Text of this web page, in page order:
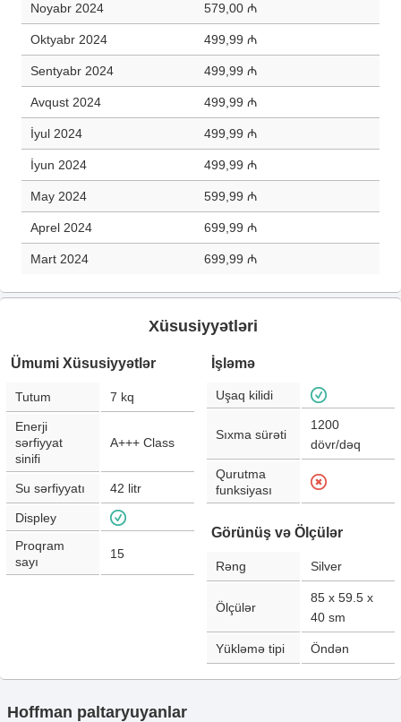
Noyabr 2024 579,00 ₼
Oktyabr 2024 499,99 ₼
Sentyabr 2024 499,99 ₼
Avqust 2024 499,99 ₼
İyul 2024 499,99 ₼
İyun 2024 499,99 ₼
May 2024 599,99 ₼
Aprel 2024 699,99 ₼
Mart 2024 699,99 ₼
Xüsusiyyətləri
Ümumi Xüsusiyyətlər
Tutum 7 kq
Enerji
sərfiyyat
sinifi
A+++ Class
Su sərfiyyatı 42 litr
Displey
Proqram
sayı
15
İşləmə
Uşaq kilidi
Sıxma sürəti
1200
dövr/dəq
Qurutma
funksiyası
Görünüş və Ölçülər
Rəng Silver
Ölçülər
85 x 59.5 x
40 sm
Yükləmə tipi Öndən
Hoffman paltaryuyanlar